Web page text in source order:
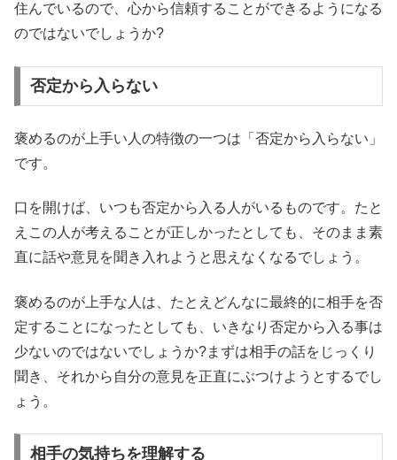
住んでいるので、心から信頼することができるようになる
のではないでしょうか?
否定から入らない
褒めるのが上手い人の特徴の一つは「否定から入らない」
です。
口を開けば、いつも否定から入る人がいるものです。たと
えこの人が考えることが正しかったとしても、そのまま素
直に話や意見を聞き入れようと思えなくなるでしょう。
褒めるのが上手な人は、たとえどんなに最終的に相手を否
定することになったとしても、いきなり否定から入る事は
少ないのではないでしょうか?まずは相手の話をじっくり
聞き、それから自分の意見を正直にぶつけようとするでし
ょう。
相手の気持ちを理解する